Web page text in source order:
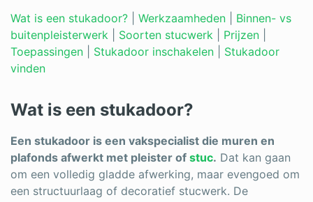
Stukadoor
Tegelzetter
Vochtbestrijding
Warmtepomp
Zonnepanelen
Zonwering
Wat is een stukadoor? Werkzaamheden
Binnen- vs
buitenpleisterwerk
Soorten stucwerk Prijzen
Toepassingen
Stukadoor inschakelen
Stukadoor
vinden
Wat is een stukadoor?
Een stukadoor is een vakspecialist die muren en
plafonds afwerkt met pleister of stuc. Dat kan gaan
om een volledig gladde afwerking, maar evengoed om
een structuurlaag of decoratief stucwerk. De